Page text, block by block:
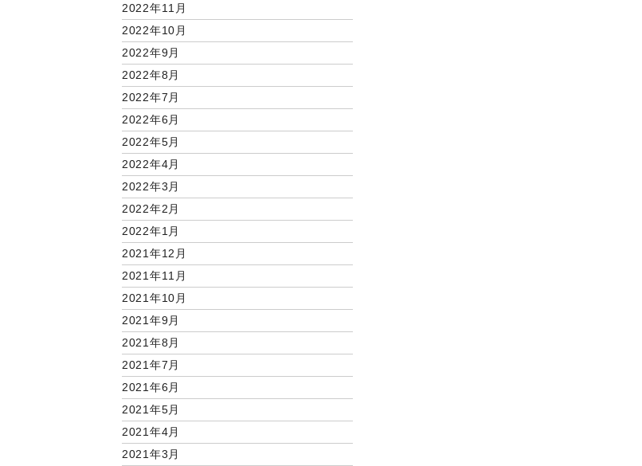
2022年11月
2022年10月
2022年9月
2022年8月
2022年7月
2022年6月
2022年5月
2022年4月
2022年3月
2022年2月
2022年1月
2021年12月
2021年11月
2021年10月
2021年9月
2021年8月
2021年7月
2021年6月
2021年5月
2021年4月
2021年3月